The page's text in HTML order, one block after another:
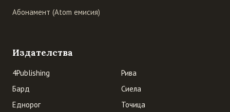
Абонамент (Atom емисия)
Издателства
4Publishing
Бард
Еднорог
Рива
Сиела
Точица